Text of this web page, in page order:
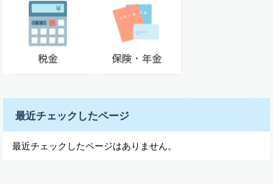
最近チェックしたページ
最近チェックしたページはありません。